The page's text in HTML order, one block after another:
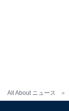
All About ニュース